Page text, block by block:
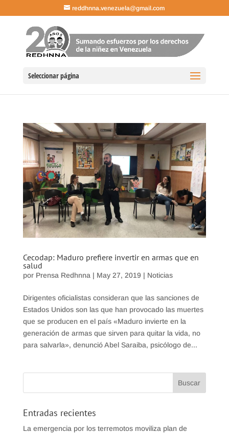
reddhnna.venezuela@gmail.com
Seleccionar página
Cecodap: Maduro prefiere invertir en armas que en
salud
por Prensa Redhnna | May 27, 2019 | Noticias
Dirigentes oficialistas consideran que las sanciones de
Estados Unidos son las que han provocado las muertes
que se producen en el país «Maduro invierte en la
generación de armas que sirven para quitar la vida, no
para salvarla», denunció Abel Saraiba, psicólogo de...
Entradas recientes
La emergencia por los terremotos moviliza plan de